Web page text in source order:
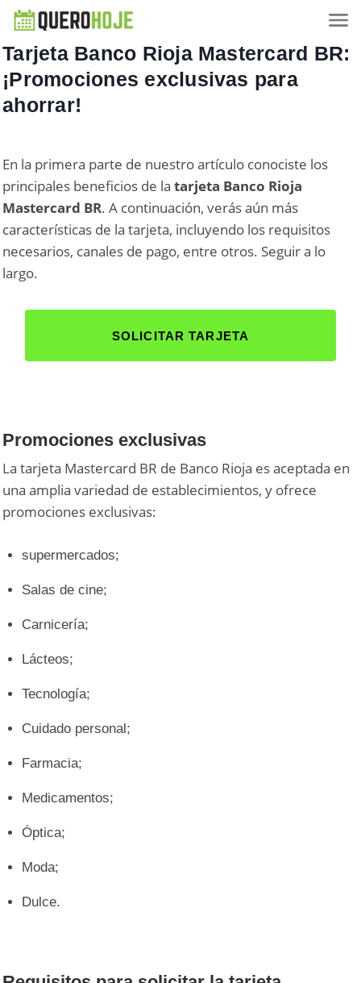
Tarjeta Banco Rioja Mastercard BR:
¡Promociones exclusivas para
ahorrar!
En la primera parte de nuestro artículo conociste los
principales beneficios de latarjeta Banco Rioja
Mastercard BR. A continuación, verás aún más
características de la tarjeta, incluyendo los requisitos
necesarios, canales de pago, entre otros. Seguir a lo
largo.
SOLICITAR TARJETA
Promociones exclusivas
La tarjeta Mastercard BR de Banco Rioja es aceptada en
una amplia variedad de establecimientos, y ofrece
promociones exclusivas:
supermercados;
Salas de cine;
Carnicería;
Lácteos;
Tecnología;
Cuidado personal;
Farmacia;
Medicamentos;
Óptica;
Moda;
Dulce.